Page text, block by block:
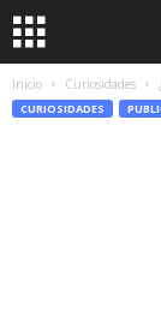
Inicio Curiosidades
CURIOSIDADES